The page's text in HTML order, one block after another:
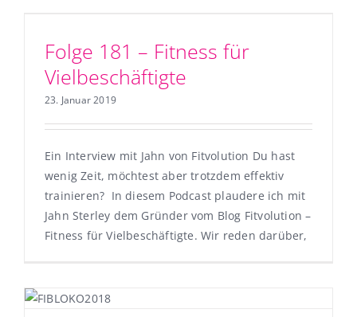
Folge 181 – Fitness für
Vielbeschäftigte
23. Januar 2019
Ein Interview mit Jahn von Fitvolution Du hast
wenig Zeit, möchtest aber trotzdem effektiv
trainieren? In diesem Podcast plaudere ich mit
Jahn Sterley dem Gründer vom Blog Fitvolution –
Fitness für Vielbeschäftigte. Wir reden darüber,